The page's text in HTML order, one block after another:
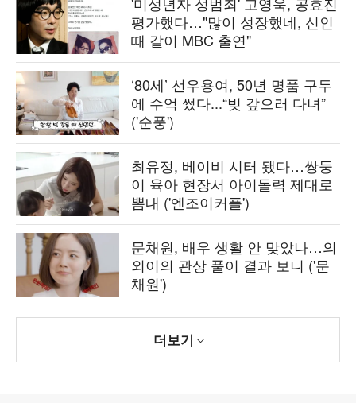
평가했다…"많이 성장했네, 신인
때 같이 MBC 출연"
‘80세’ 선우용여, 50년 명품 구두
에 수억 썼다...“빚 갚으러 다녀”
('순풍')
최유정, 베이비 시터 됐다…쌍둥
이 육아 현장서 아이돌력 제대로
뽐내 ('엔조이커플')
문채원, 배우 생활 안 맞았나…의
외이의 관상 풀이 결과 보니 ('문
채원')
더보기